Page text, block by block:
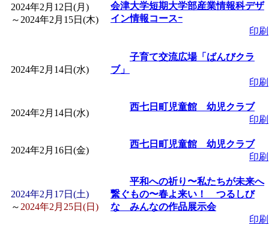
de 健康づくり」」 受
堂島地区歴史ウオ
す 」 受付期間：～
「みなづる号乗車体
de 健康づくり」」 受
皆鶴姫のこびる塾
～」 受付期間：～
2024年2月12日(月)
～ 2024年2月15日(木)
会津大学短期大学部産業情報科デザ
イン情報コースｰ
印刷
2024年2月14日(水)
子育て交流広場「ばんびクラ
ブ」
印刷
2024年2月14日(水)
西七日町児童館 幼児クラブ
印刷
2024年2月16日(金)
西七日町児童館 幼児クラブ
印刷
2024年2月17日(土)
～ 2024年2月25日(日)
平和への祈り〜私たちが未来へ
繋ぐもの〜春よ来い！ つるしび
な みんなの作品展示会
印刷